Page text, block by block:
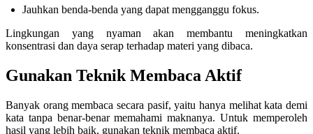
Jauhkan benda-benda yang dapat mengganggu fokus.
Lingkungan yang nyaman akan membantu meningkatkan
konsentrasi dan daya serap terhadap materi yang dibaca.
Gunakan Teknik Membaca Aktif
Banyak orang membaca secara pasif, yaitu hanya melihat kata demi
kata tanpa benar-benar memahami maknanya. Untuk memperoleh
hasil yang lebih baik, gunakan teknik membaca aktif.